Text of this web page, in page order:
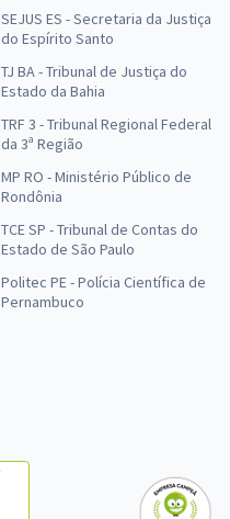
SEJUS ES - Secretaria da Justiça
do Espírito Santo
TJ BA - Tribunal de Justiça do
Estado da Bahia
TRF 3 - Tribunal Regional Federal
da 3ª Região
MP RO - Ministério Público de
Rondônia
TCE SP - Tribunal de Contas do
Estado de São Paulo
Politec PE - Polícia Científica de
Pernambuco